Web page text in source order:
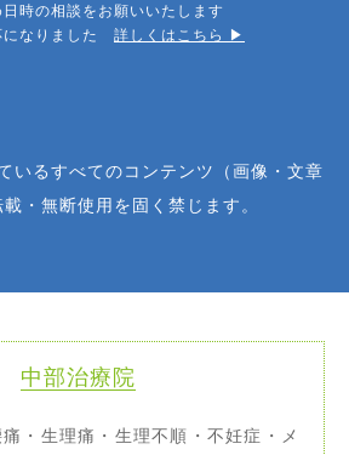
時の相談をお願いいたします
になりました 詳しくはこちら ▶︎
いるすべてのコンテンツ（画像・文章
・無断使用を固く禁じます。
中部治療院
・生理痛・生理不順・不妊症・メ